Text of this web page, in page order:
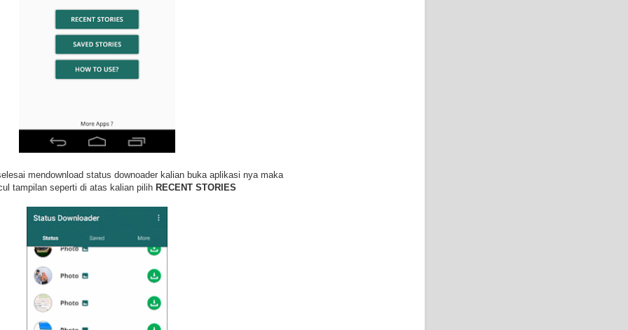
mendownload status downoader kalian buka aplikasi nya maka
tampilan seperti di atas kalian pilih RECENT STORIES